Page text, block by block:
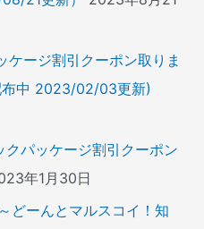
ケージ割引クーポン取りま
布中 2023/02/03更新)
パッケージ割引クーポン
年1月30日
どーんとマルスコイ！知